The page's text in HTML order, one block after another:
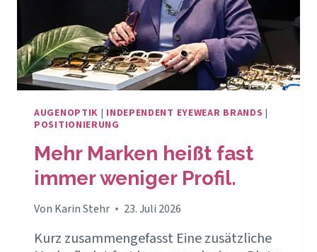
AUGENOPTIK | INDEPENDENT EYEWEAR BRANDS |
POSITIONIERUNG
Mehr Marken heißt fast
immer weniger Profil.
Von Karin Stehr 23. Juli 2026
Kurz zusammengefasst Eine zusätzliche